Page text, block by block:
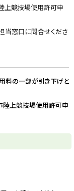
上競技場使用許可申
当窓口に問合せくださ
料の一部が引き下げと
陸上競技場使用許可申